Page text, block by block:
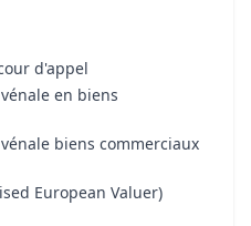
d'appel
en biens
biens commerciaux
European Valuer)